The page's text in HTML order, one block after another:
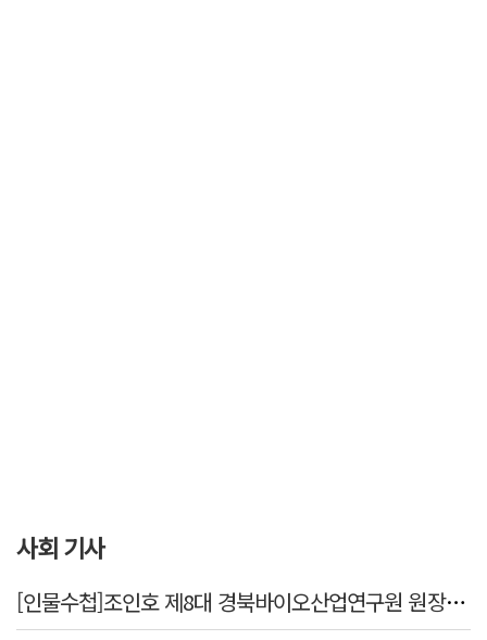
사회 기사
[인물수첩]조인호 제8대 경북바이오산업연구원 원장 취임